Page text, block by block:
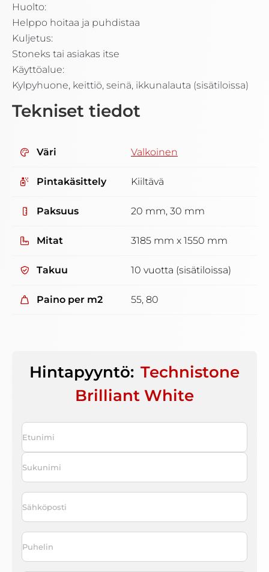
Huolto:
Helppo hoitaa ja puhdistaa
Kuljetus:
Stoneks tai asiakas itse
Käyttöalue:
Kylpyhuone, keittiö, seinä, ikkunalauta (sisätiloissa)
Tekniset tiedot
Väri Valkoinen
Pintakäsittely Kiiltävä
Paksuus 20 mm, 30 mm
Mitat 3185 mm x 1550 mm
Takuu 10 vuotta (sisätiloissa)
Paino per m2 55, 80
Hintapyyntö: Technistone
Brilliant White
Nimi
First
Sähköposti
Puhelin